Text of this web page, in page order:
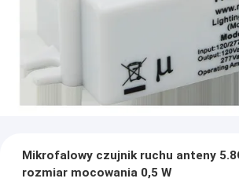
Mikrofalowy czujnik ruchu anteny
rozmiar mocowania 0,5 W